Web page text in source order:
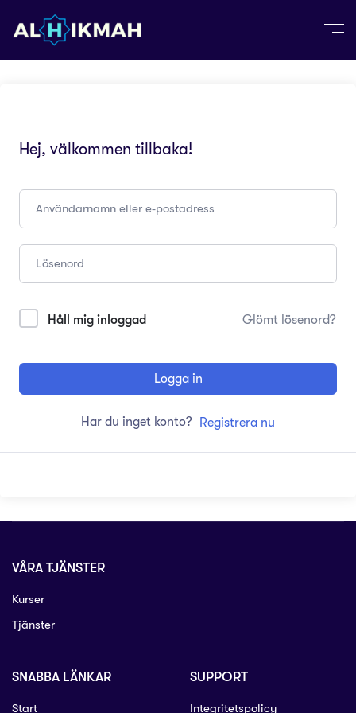
Hej, välkommen tillbaka!
Håll mig inloggad Glömt lösenord?
Logga in
Har du inget konto? Registrera nu
VÅRA TJÄNSTER
Kurser
Tjänster
SNABBA LÄNKAR
Start
SUPPORT
Integritetspolicy